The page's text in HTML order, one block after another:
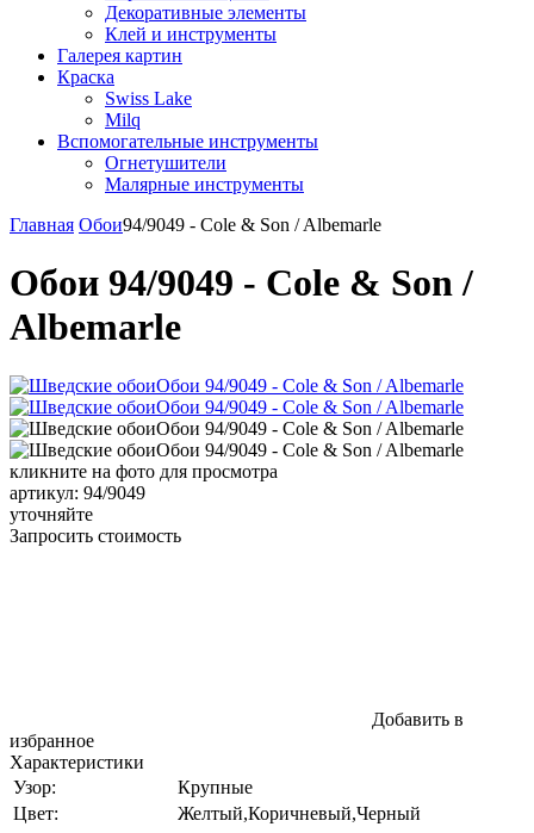
Декоративные элементы
Клей и инструменты
Галерея картин
Краска
Swiss Lake
Milq
Вспомогательные инструменты
Огнетушители
Малярные инструменты
Главная Обои94/9049 - Cole & Son / Albemarle
Обои 94/9049 - Cole & Son /
Albemarle
кликните на фото для просмотра
артикул: 94/9049
уточняйте
Запросить стоимость
Добавить в
избранное
Характеристики
Узор:
Крупные
Цвет:
Желтый,Коричневый,Черный